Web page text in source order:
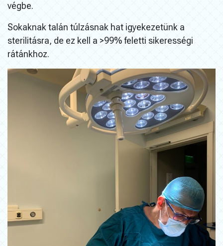
végbe.
Sokaknak talán túlzásnak hat igyekezetünk a
sterilitásra, de ez kell a >99% feletti sikerességi
rátánkhoz.